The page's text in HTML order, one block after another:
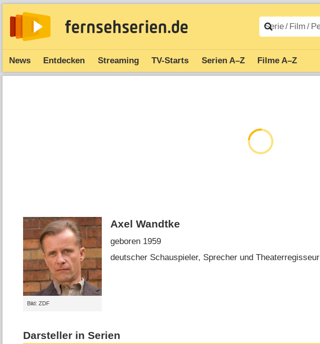
News Entdecken Streaming TV-Starts Serien A–Z Filme A–Z
Bild: ZDF
Axel Wandtke
geboren 1959
deutscher Schauspieler, Sprecher und Theaterregisseur
Darsteller in Serien